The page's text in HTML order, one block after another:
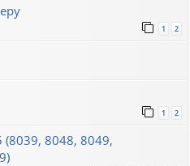
1 2
1 2
(8039, 8048, 8049,